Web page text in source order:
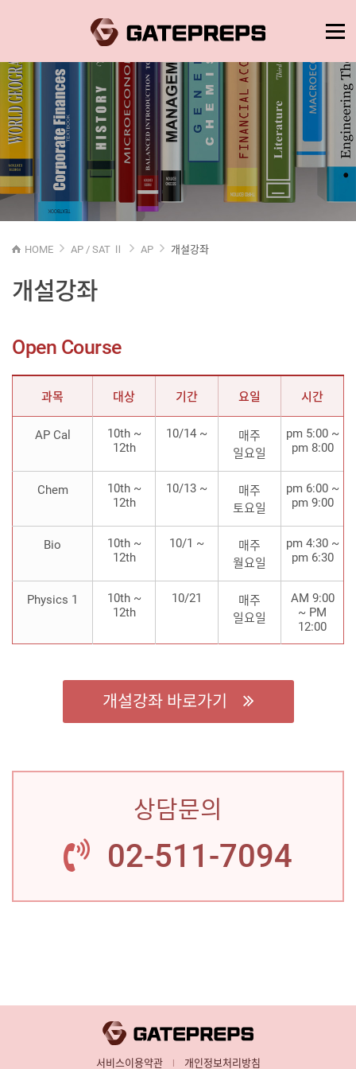
HOME AP / SAT Ⅱ AP 개설강좌
개설강좌
Open Course
과목 대상 기간 요일 시간
AP Cal
10th ~
12th
10/14 ~
매주
일요일
pm 5:00 ~
pm 8:00
Chem
10th ~
12th
10/13 ~
매주
토요일
pm 6:00 ~
pm 9:00
Bio
10th ~
12th
10/1 ~
매주
월요일
pm 4:30 ~
pm 6:30
Physics 1
10th ~
12th
10/21
매주
일요일
AM 9:00
~ PM
12:00
개설강좌 바로가기
상담문의
02-511-7094
서비스이용약관 | 개인정보처리방침